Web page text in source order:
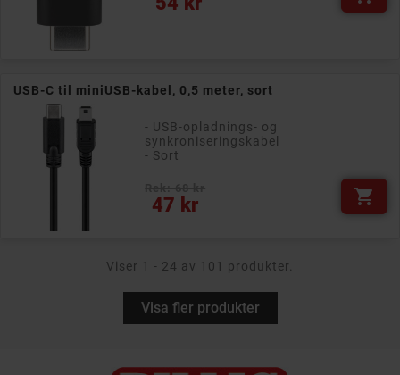
USB-C til miniUSB-kabel, 0,5 meter, sort
- USB-opladnings- og
synkroniseringskabel
- Sort
47 kr
Pris 
Viser 1 - 24 av 101 produkter.
Visa fler produkter